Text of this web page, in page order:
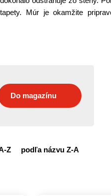
Múr je okamžite
Do magazínu
Z podľa názvu Z-A